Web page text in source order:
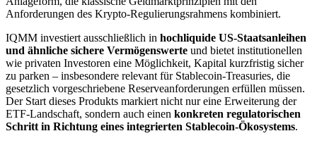
Anforderungen des Krypto-Regulierungsrahmens kombiniert.
IQMM investiert ausschließlich in hochliquide US-Staatsanleihen
und ähnliche sichere Vermögenswerte und bietet institutionellen
wie privaten Investoren eine Möglichkeit, Kapital kurzfristig sicher
zu parken – insbesondere relevant für Stablecoin-Treasuries, die
gesetzlich vorgeschriebene Reserveanforderungen erfüllen müssen.
Der Start dieses Produkts markiert nicht nur eine Erweiterung der
ETF-Landschaft, sondern auch einen konkreten regulatorischen
Schritt in Richtung eines integrierten Stablecoin-Ökosystems.